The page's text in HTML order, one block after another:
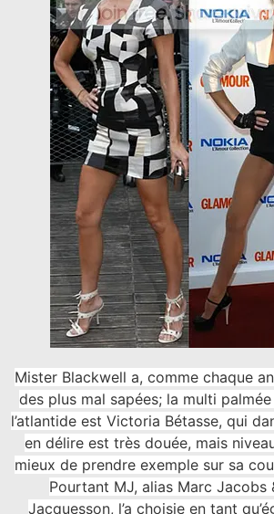
Mister Blackwell a, comme chaque
des plus mal sapées; la multi
l’atlantide est Victoria Bétasse, qui
en délire est très douée, mais
mieux de prendre exemple sur sa
Pourtant MJ, alias Marc Jacobs
Jacquesson, l’a choisie en tant